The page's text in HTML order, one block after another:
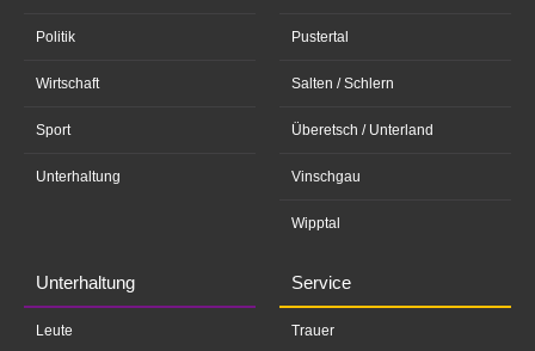
Politik
Wirtschaft
Sport
Unterhaltung
Pustertal
Salten / Schlern
Überetsch / Unterland
Vinschgau
Wipptal
Unterhaltung
Leute
Service
Trauer